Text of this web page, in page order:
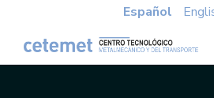
Español